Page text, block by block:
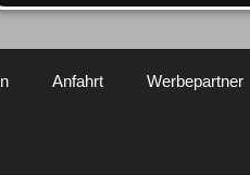
Anfahrt Werbepartner